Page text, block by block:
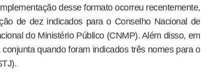
desse formato ocorreu recentemente,
de dez indicados para o Conselho Nacional de
do Ministério Público (CNMP). Além disso, em
quando foram indicados três nomes para o